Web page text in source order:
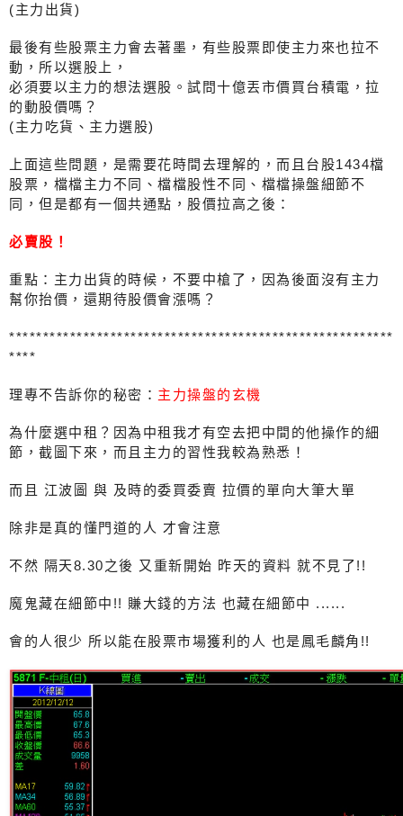
(主力出貨)
最後有些股票主力會去著墨，有些股票即使主力來也拉不
動，所以選股上，
必須要以主力的想法選股。試問十億丟市價買台積電，拉
的動股價嗎？
(主力吃貨、主力選股)
上面這些問題，是需要花時間去理解的，而且台股1434檔
股票，檔檔主力不同、檔檔股性不同、檔檔操盤細節不
同，但是都有一個共通點，股價拉高之後：
必賣股！
重點：主力出貨的時候，不要中槍了，因為後面沒有主力
幫你抬價，還期待股價會漲嗎？
*********************************************************
****
理專不告訴你的秘密： 主力操盤的玄機
為什麼選中租？因為中租我才有空去把中間的他操作的細
節，截圖下來，而且主力的習性我較為熟悉！
而且 江波圖 與 及時的委買委賣 拉價的單向大筆大單
除非是真的懂門道的人 才會注意
不然 隔天8.30之後 又重新開始 昨天的資料 就不見了!!
魔鬼藏在細節中!! 賺大錢的方法 也藏在細節中 ......
會的人很少 所以能在股票市場獲利的人 也是鳳毛麟角!!